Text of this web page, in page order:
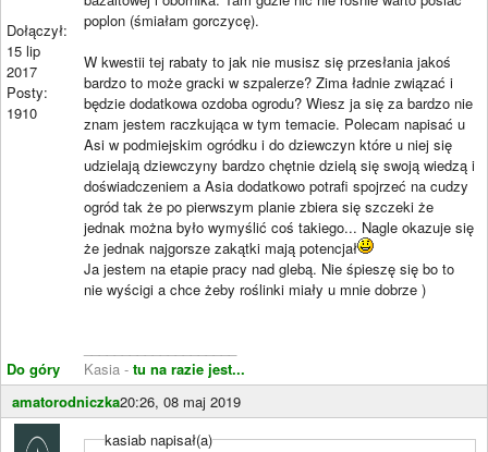
Dołączył:
15 lip
2017
Posty:
1910
Do góry
poplon (śmiałam gorczycę).
W kwestii tej rabaty to jak nie musisz się przesłania jakoś
bardzo to może gracki w szpalerze? Zima ładnie związać i
będzie dodatkowa ozdoba ogrodu? Wiesz ja się za bardzo nie
znam jestem raczkująca w tym temacie. Polecam napisać u
Asi w podmiejskim ogródku i do dziewczyn które u niej się
udzielają dziewczyny bardzo chętnie dzielą się swoją wiedzą i
doświadczeniem a Asia dodatkowo potrafi spojrzeć na cudzy
ogród tak że po pierwszym planie zbiera się szczeki że
jednak można było wymyślić coś takiego... Nagle okazuje się
że jednak najgorsze zakątki mają potencjał
Ja jestem na etapie pracy nad glebą. Nie śpieszę się bo to
nie wyścigi a chce żeby roślinki miały u mnie dobrze )
Kasia - tu na razie jest...
amatorodniczka20:26, 08 maj 2019
kasiab napisał(a)